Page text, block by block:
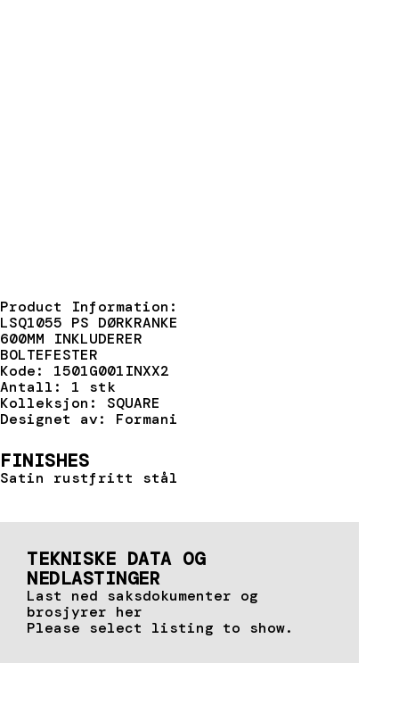
Product Information:
LSQ1055 PS DØRKRANKE
600MM INKLUDERER
BOLTEFESTER
Kode: 1501G001INXX2
Antall: 1 stk
Kolleksjon: SQUARE
Designet av: Formani
FINISHES
Satin rustfritt stål
TEKNISKE DATA OG
NEDLASTINGER
Last ned saksdokumenter og
brosjyrer her
Please select listing to show.